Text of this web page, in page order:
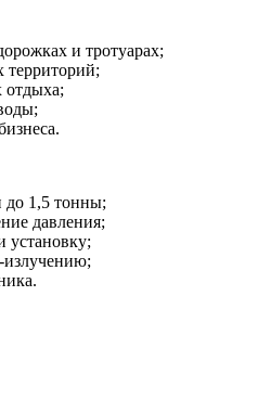
и тротуарах;
территорий;
отдыха;
до 1,5 тонны;
давления;
установку;
излучению;